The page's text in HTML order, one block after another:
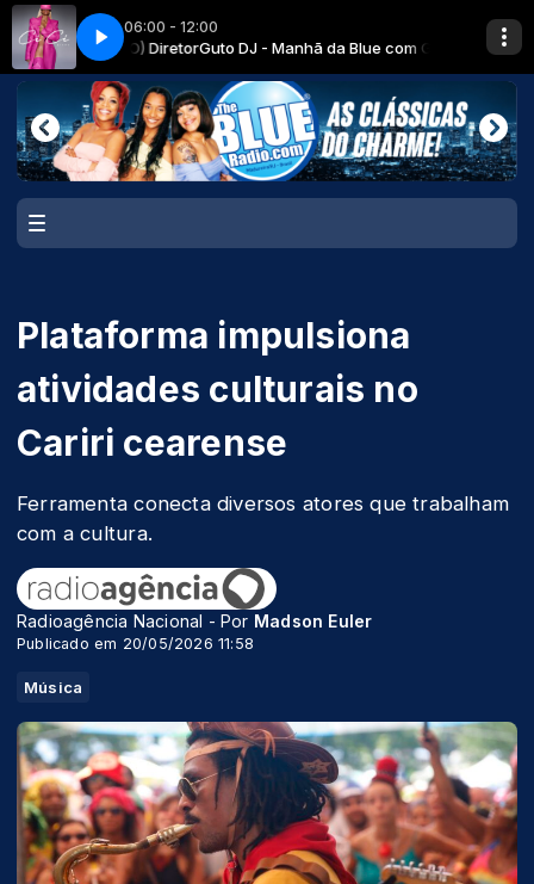
06:00 - 12:00
DJ (CEO) DiretorGuto DJ - Manhã da Blue com Guto DJ (CEO) Diretor
We Roll [BLUE] Ciara & Crhis Brown - How We Roll [BLUE]
Plataforma impulsiona
atividades culturais no
Cariri cearense
Ferramenta conecta diversos atores que trabalham
com a cultura.
Radioagência Nacional - Por Madson Euler
Publicado em 20/05/2026 11:58
Música